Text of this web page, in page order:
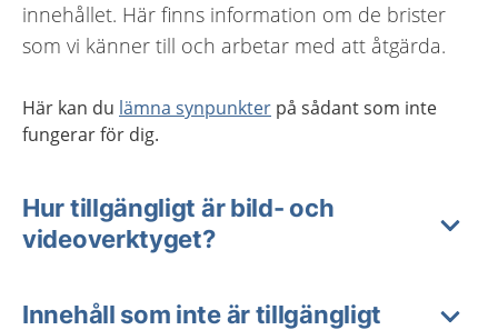
innehållet. Här finns information om de brister
som vi känner till och arbetar med att åtgärda.
Här kan du lämna synpunkter på sådant som inte
fungerar för dig.
Hur tillgängligt är bild- och
videoverktyget?
Innehåll som inte är tillgängligt